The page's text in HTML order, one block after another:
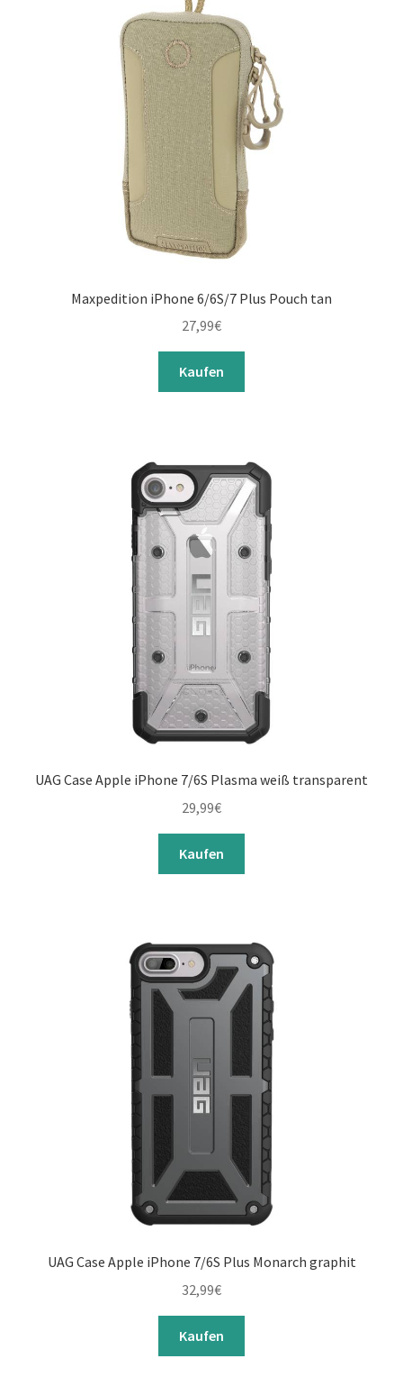
Maxpedition iPhone 6/6S/7 Plus Pouch tan
27,99€
Kaufen
UAG Case Apple iPhone 7/6S Plasma weiß transparent
29,99€
Kaufen
UAG Case Apple iPhone 7/6S Plus Monarch graphit
32,99€
Kaufen